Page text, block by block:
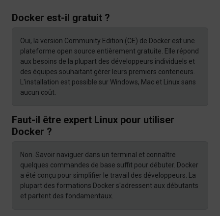
Docker est-il gratuit ?
Oui, la version Community Edition (CE) de Docker est une
plateforme open source entièrement gratuite. Elle répond
aux besoins de la plupart des développeurs individuels et
des équipes souhaitant gérer leurs premiers conteneurs.
L'installation est possible sur Windows, Mac et Linux sans
aucun coût.
Faut-il être expert Linux pour utiliser
Docker ?
Non. Savoir naviguer dans un terminal et connaître
quelques commandes de base suffit pour débuter. Docker
a été conçu pour simplifier le travail des développeurs. La
plupart des formations Docker s'adressent aux débutants
et partent des fondamentaux.